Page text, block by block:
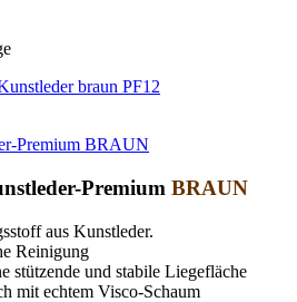
PF12
Premium BRAUN
Premium BRAUN
aus Kunstleder.
Reinigung
stützende und stabile Liegefläche
mit echtem Visco-Schaum